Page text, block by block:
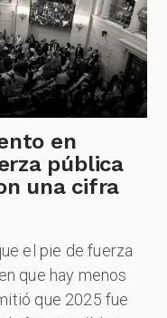
en
pública
una cifra
el pie de fuerza
que hay menos
que 2025 fue